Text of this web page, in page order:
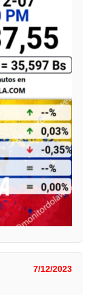
7/12/2023